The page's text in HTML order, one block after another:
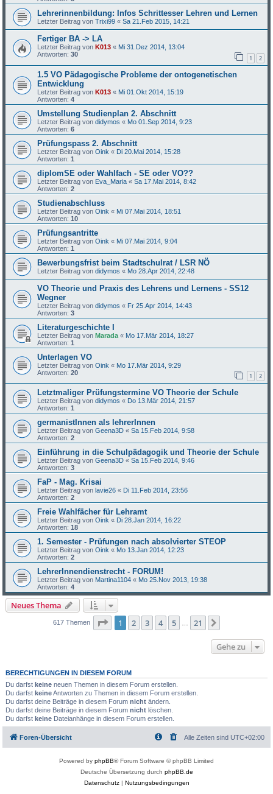
Lehrerinnenbildung: Infos Schrittesser Lehren und Lernen
Letzter Beitrag vonTrixi99 «Sa 21.Feb 2015, 14:21
Fertiger BA -> LA
Letzter Beitrag vonK013 « Mi 31.Dez 2014, 13:04
Antworten:30 1 2
1.5 VO Pädagogische Probleme der ontogenetischen
Entwicklung
Letzter Beitrag vonK013 « Mi 01.Okt 2014, 15:19
Antworten:4
Umstellung Studienplan 2. Abschnitt
Letzter Beitrag vondidymos « Mo 01.Sep 2014, 9:23
Antworten:6
Prüfungspass 2. Abschnitt
Letzter Beitrag vonOink « Di 20.Mai 2014, 15:28
Antworten:1
diplomSE oder Wahlfach - SE oder VO??
Letzter Beitrag von Eva_Maria «Sa 17.Mai 2014, 8:42
Antworten:2
Studienabschluss
Letzter Beitrag vonOink « Mi 07.Mai 2014, 18:51
Antworten:10
Prüfungsantritte
Letzter Beitrag vonOink « Mi 07.Mai 2014, 9:04
Antworten:1
Bewerbungsfrist beim Stadtschulrat / LSR NÖ
Letzter Beitrag vondidymos « Mo 28.Apr 2014, 22:48
VO Theorie und Praxis des Lehrens und Lernens - SS12
Wegner
Letzter Beitrag vondidymos « Fr 25.Apr 2014, 14:43
Antworten:3
Literaturgeschichte I
Letzter Beitrag vonMarada « Mo 17.Mär 2014, 18:27
Antworten:1
Unterlagen VO
Letzter Beitrag vonOink « Mo 17.Mär 2014, 9:29
Antworten:20 1 2
Letztmaliger Prüfungstermine VO Theorie der Schule
Letzter Beitrag vondidymos « Do 13.Mär 2014, 21:57
Antworten:1
germanistInnen als lehrerInnen
Letzter Beitrag vonGeena3D «Sa 15.Feb 2014, 9:58
Antworten:2
Einführung in die Schulpädagogik und Theorie der Schule
Letzter Beitrag vonGeena3D «Sa 15.Feb 2014, 9:46
Antworten:3
FaP - Mag. Krisai
Letzter Beitrag von lavie26 « Di 11.Feb 2014, 23:56
Antworten:2
Freie Wahlfächer für Lehramt
Letzter Beitrag vonOink « Di 28.Jan 2014, 16:22
Antworten:18
1. Semester - Prüfungen nach absolvierter STEOP
Letzter Beitrag vonOink « Mo 13.Jan 2014, 12:23
Antworten:2
LehrerInnendienstrecht - FORUM!
Letzter Beitrag von Martina1104 « Mo 25.Nov 2013, 19:38
Antworten:4
Neues Thema
617 Themen Seite 1von 21
1 2 3 4 5 21
Gehe zu
BERECHTIGUNGEN IN DIESEM FORUM
Du darfst keine neuen Themen in diesem Forum erstellen.
Du darfst keineAntworten zu Themen in diesem Forum erstellen.
Du darfst deine Beiträge in diesem Forumnicht ändern.
Du darfst deine Beiträge in diesem Forumnicht löschen.
Du darfst keine Dateianhänge in diesem Forum erstellen.
Foren-Übersicht Alle Zeiten sind UTC+02:00
Powered by phpBB® Forum Software © phpBB Limited
Deutsche Übersetzung durch phpBB.de
Datenschutz| Nutzungsbedingungen